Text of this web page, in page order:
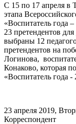
С 15 по 17 апреля в
этапа
«Воспитатель года
23 претендентов
выбраны 12
претендентов на
Логинова,
Конаково, которая
«Воспитатель года -
23 апреля 2019,
Корреспондент